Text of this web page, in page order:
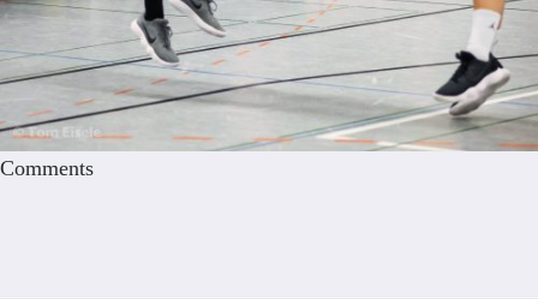
Comments